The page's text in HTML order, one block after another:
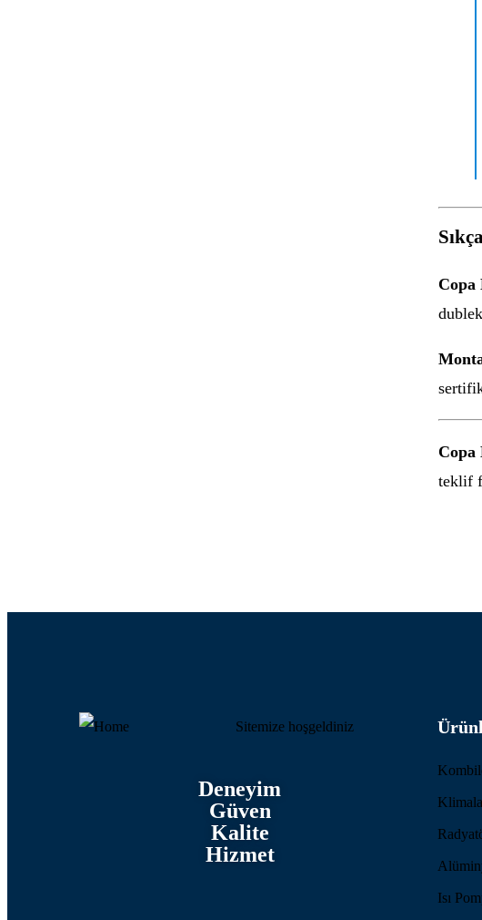
Copa
Copa
teklif
Sitemize hoşgeldiniz
Deneyim
Güven
Kalite
Hizmet
Isı